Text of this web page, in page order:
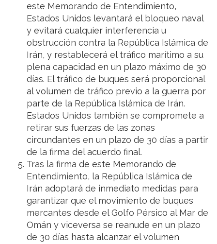
este Memorando de Entendimiento,
Estados Unidos levantará el bloqueo naval
y evitará cualquier interferencia u
obstrucción contra la República Islámica de
Irán, y restablecerá el tráfico marítimo a su
plena capacidad en un plazo máximo de 30
días. El tráfico de buques será proporcional
al volumen de tráfico previo a la guerra por
parte de la República Islámica de Irán.
Estados Unidos también se compromete a
retirar sus fuerzas de las zonas
circundantes en un plazo de 30 días a partir
de la firma del acuerdo final.
Tras la firma de este Memorando de
Entendimiento, la República Islámica de
Irán adoptará de inmediato medidas para
garantizar que el movimiento de buques
mercantes desde el Golfo Pérsico al Mar de
Omán y viceversa se reanude en un plazo
de 30 días hasta alcanzar el volumen